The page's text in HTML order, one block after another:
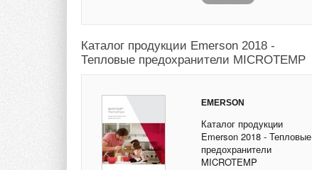
Каталог продукции Emerson 2018 -
Тепловые предохранители MICROTEMP
EMERSON
Каталог продукции
Emerson 2018 - Тепловые
предохранители
MICROTEMP